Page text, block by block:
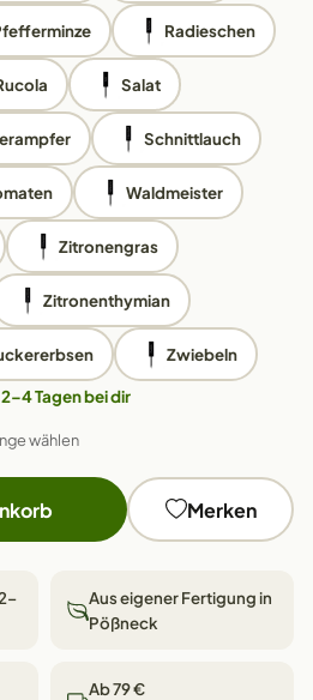
Radieschen
Salat
Schnittlauch
Waldmeister
Zitronengras
Zitronenthymian
Zwiebeln
Tagen bei dir
wählen
Merken
Aus eigener Fertigung in
Pößneck
Ab 79 €